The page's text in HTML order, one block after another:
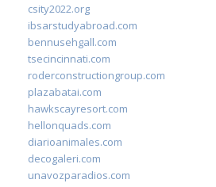
csity2022.org
ibsarstudyabroad.com
bennusehgall.com
tsecincinnati.com
roderconstructiongroup.com
plazabatai.com
hawkscayresort.com
hellonquads.com
diarioanimales.com
decogaleri.com
unavozparadios.com